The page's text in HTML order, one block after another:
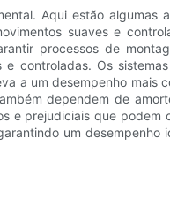
Aqui estão algumas
suaves e
processos de
controladas. Os
a um desempenho mais
dependem de
e prejudiciais que podem
um desempenho